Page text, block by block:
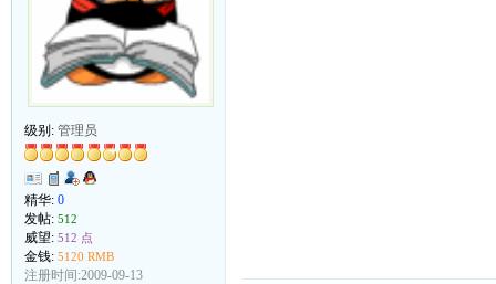
级别: 管理员
精华: 0
发帖: 512
威望: 512 点
金钱: 5120 RMB
注册时间:2009-09-13